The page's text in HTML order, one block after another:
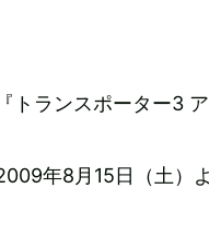
『トランスポーター3
年8月15日（土）